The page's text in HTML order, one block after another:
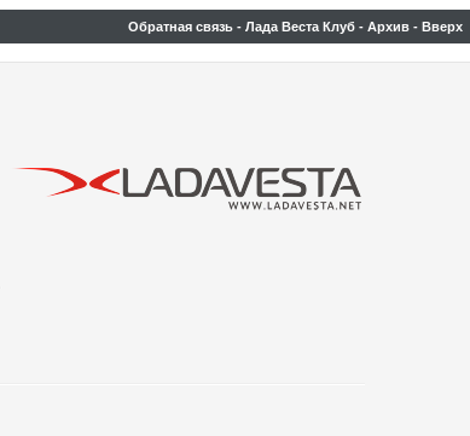
Обратная связь - Лада Веста Клуб - Архив - Вверх